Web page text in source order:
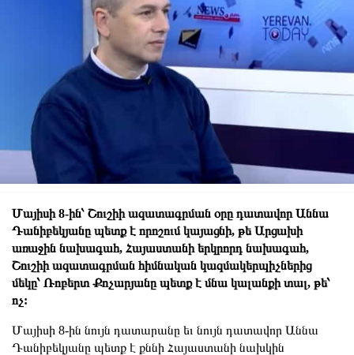
Մայիսի 8-ին՝ Շուշիի ազատագրման օրը դատավոր Աննա
Դանիբեկյանը պետք է որոշում կայացնի, թե Արցախի
առաջին նախագահ, Հայաստանի երկրորդ նախագահ,
Շուշիի ազատագրման հիմնական կազմակերպիչներից
մեկը՝ Ռոբերտ Քոչարյանը պետք է մնա կալանքի տալ, թե՝
ոչ:
Մայիսի 8-ին նույն դատարանը եւ նույն դատավոր Աննա
Դանիբեկյանը պետք է քննի Հայաստանի նախկին